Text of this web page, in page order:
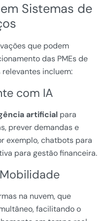
Sistemas de
que podem
das PMEs de
incluem:
com IA
artificial para
prever demandas e
exemplo, chatbots para
para gestão financeira.
na nuvem, que
facilitando o